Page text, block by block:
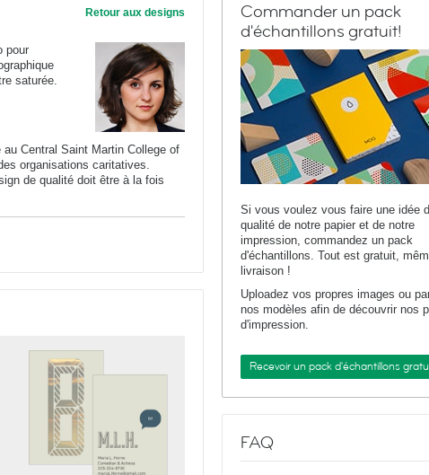
Retour aux designs
pour
saturée.
Central Saint Martin College of
organisations caritatives.
de qualité doit être à la fois
Commander un pack
d'échantillons gratuit!
Si vous voulez vous faire une idée
qualité de notre papier et de notre
impression, commandez un pack
d'échantillons. Tout est gratuit,
livraison !
Uploadez vos propres images ou
nos modèles afin de découvrir nos
d'impression.
Recevoir un pack d'échantillons
FAQ